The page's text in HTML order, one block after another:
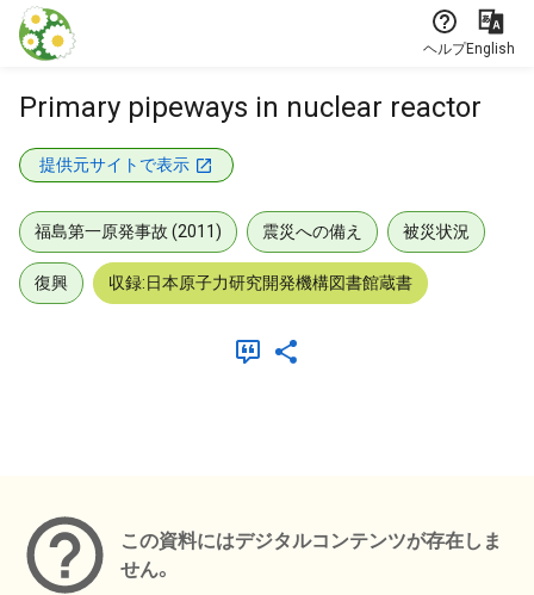
本文に飛ぶ
ヘルプEnglish
Primary pipeways in nuclear reactor
提供元サイトで表示
福島第一原発事故 (2011) 震災への備え 被災状況
復興 収録:日本原子力研究開発機構図書館蔵書
この資料にはデジタルコンテンツが存在しま
せん。